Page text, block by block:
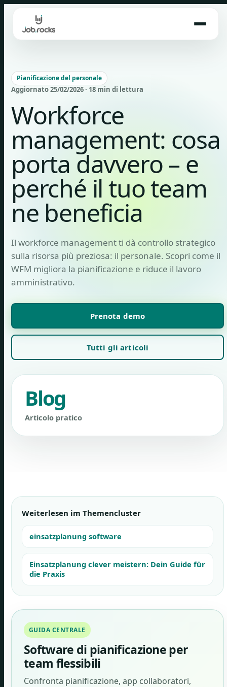
content
Pianificazione del personale
Aggiornato 25/02/2026 · 18 min di lettura
Workforce
management: cosa
porta davvero – e
perché il tuo team
ne beneficia
Il workforce management ti dà controllo strategico
sulla risorsa più preziosa: il personale. Scopri come il
WFM migliora la pianificazione e riduce il lavoro
amministrativo.
Prenota demo
Tutti gli articoli
Blog
Articolo pratico
Weiterlesen im Themencluster
einsatzplanung software
Einsatzplanung clever meistern: Dein Guide für
die Praxis
GUIDA CENTRALE
Software di pianificazione per
team flessibili
Confronta pianificazione, app collaboratori,